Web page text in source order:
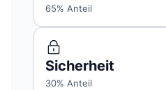
65% Anteil
Sicherheit
30% Anteil